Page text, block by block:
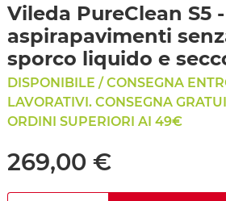
Vileda PureClean S5
aspirapavimenti
sporco liquido e
DISPONIBILE / CONSEGNA
LAVORATIVI. CONSEGNA
ORDINI SUPERIORI AI 49€
269,00 €